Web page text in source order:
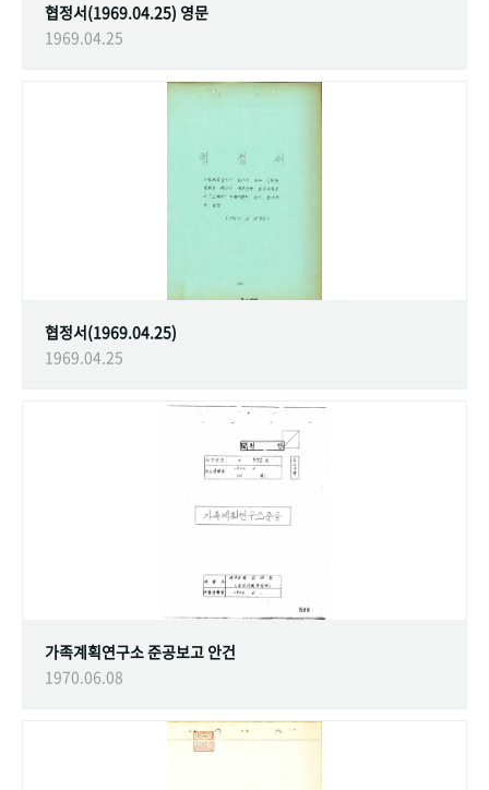
협정서(1969.04.25) 영문
1969.04.25
협정서(1969.04.25)
1969.04.25
가족계획연구소 준공보고 안건
1970.06.08